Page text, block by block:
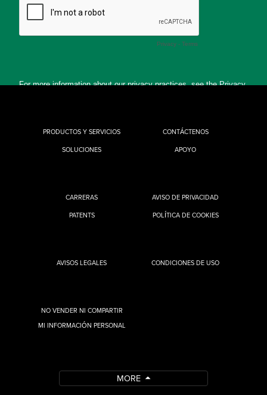
PRODUCTOS Y SERVICIOS
SOLUCIONES
CONTÁCTENOS
APOYO
CARRERAS
PATENTS
AVISO DE PRIVACIDAD
POLÍTICA DE COOKIES
AVISOS LEGALES CONDICIONES DE USO
NO VENDER NI COMPARTIR
MI INFORMACIÓN PERSONAL
MORE